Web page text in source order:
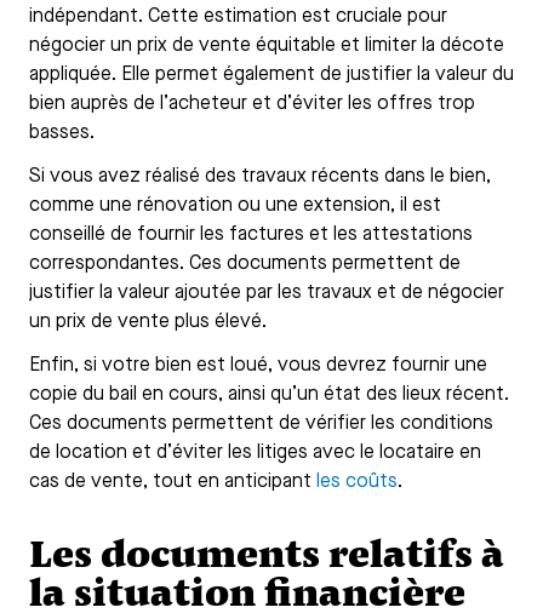
indépendant. Cette estimation est cruciale pour
négocier un prix de vente équitable et limiter la décote
appliquée. Elle permet également de justifier la valeur du
bien auprès de l’acheteur et d’éviter les offres trop
basses.
Si vous avez réalisé des travaux récents dans le bien,
comme une rénovation ou une extension, il est
conseillé de fournir les factures et les attestations
correspondantes. Ces documents permettent de
justifier la valeur ajoutée par les travaux et de négocier
un prix de vente plus élevé.
Enfin, si votre bien est loué, vous devrez fournir une
copie du bail en cours, ainsi qu’un état des lieux récent.
Ces documents permettent de vérifier les conditions
de location et d’éviter les litiges avec le locataire en
cas de vente, tout en anticipant les coûts.
Les documents relatifs à
la situation financière